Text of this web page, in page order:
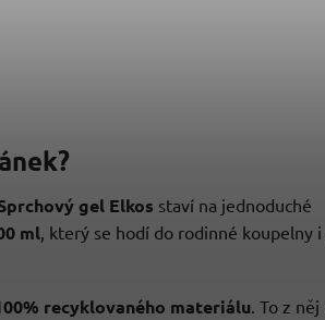
gel Elkos staví na jednoduché
ml , který se hodí do rodinné koupelny
recyklovaného materiálu . To z